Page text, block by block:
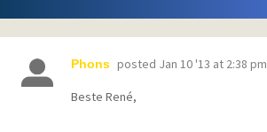
Phons posted Jan 10 '13 at 2:38 pm
Beste René,